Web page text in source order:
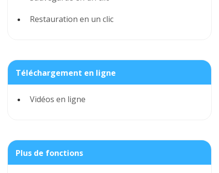
Restauration en un clic
Téléchargement en ligne
Vidéos en ligne
Plus de fonctions